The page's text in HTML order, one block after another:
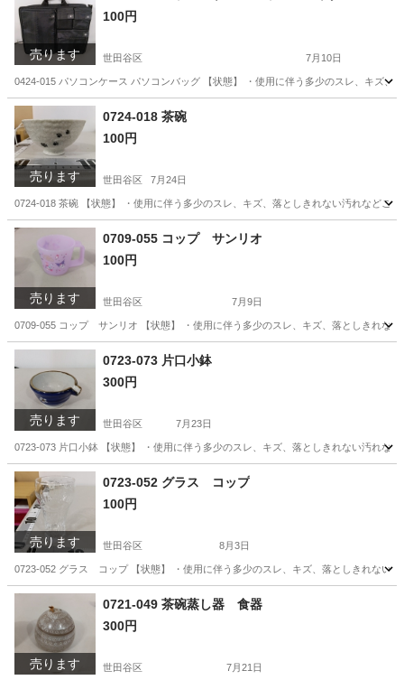
売ります
100円
世田谷区 7月10日
0424-015 パソコンケース パソコンバッグ 【状態】 ・使用に伴う多少のスレ、キズ
服/ファッション
売ります
0724-018 茶碗
100円
世田谷区 7月24日
0724-018 茶碗 【状態】 ・使用に伴う多少のスレ、キズ、落としきれない汚れなど
売ります
0709-055 コップ サンリオ
100円
世田谷区 7月9日
0709-055 コップ サンリオ 【状態】 ・使用に伴う多少のスレ、キズ、落としきれな
サンリオ
売ります
0723-073 片口小鉢
300円
世田谷区 7月23日
0723-073 片口小鉢 【状態】 ・使用に伴う多少のスレ、キズ、落としきれない汚れ
東京 世田谷区 片口
売ります
0723-052 グラス コップ
100円
世田谷区 8月3日
0723-052 グラス コップ 【状態】 ・使用に伴う多少のスレ、キズ、落としきれない
現地
売ります
0721-049 茶碗蒸し器 食器
300円
世田谷区 7月21日